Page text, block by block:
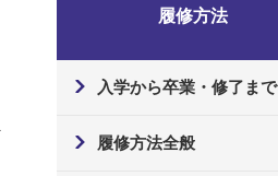
履修方法
入学から卒業・修了まで
履修方法全般